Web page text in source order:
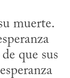
muerte.
que sus